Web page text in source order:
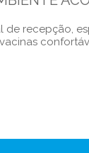
de recepção,
vacinas